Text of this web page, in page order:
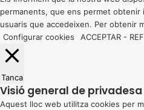
permanents, que ens permet obtenir
usuaris que accedeixen. Per obtenir
Configurar cookies
ACCEPTAR -
Tanca
Visió general de privadesa
Aquest lloc web utilitza cookies per